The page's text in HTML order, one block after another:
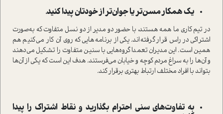
یک همکار مسن‌تر یا جوان‌تر از خودتان پیدا کنید.
در تیم کاری ما همه هستند، با حضور دو مدیر از دو نسل متفاوت که به‌صورت
اشتراکی در راس قرار گرفته‌اند. یکی از برنامه‌هایی که روی آن کار می‌کنیم هم
همین است. این مدیران تعمدا گروه‌هایی با سنین متفاوت را تشکیل می‌دهند
و آن‌ها را به سراغ مردم کوچه و خیابان می‌فرستند. هدف این است که یکی از آن‌ها
بتواند با افراد مختلف ارتباط بهتری برقرار کند.
به تفاوت‌های سنی احترام بگذارید و نقاط اشتراک را پیدا